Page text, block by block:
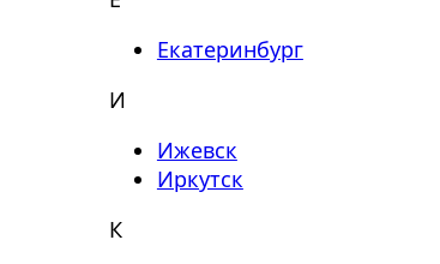
Екатеринбург
И
Ижевск
Иркутск
К